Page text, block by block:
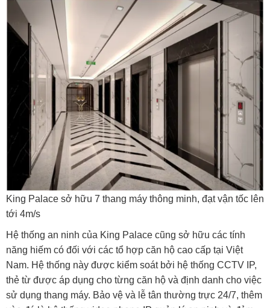
King Palace sở hữu 7 thang máy thông minh, đạt vận tốc lên
tới 4m/s
Hệ thống an ninh của King Palace cũng sở hữu các tính
năng hiếm có đối với các tổ hợp căn hộ cao cấp tại Việt
Nam. Hệ thống này được kiểm soát bởi hệ thống CCTV IP,
thẻ từ được áp dụng cho từng căn hộ và định danh cho việc
sử dụng thang máy. Bảo vệ và lễ tân thường trực 24/7, thêm